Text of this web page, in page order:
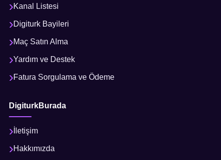
Kanal Listesi
Digiturk Bayileri
Maç Satın Alma
Yardım ve Destek
Fatura Sorgulama ve Ödeme
DigiturkBurada
İletişim
Hakkımızda